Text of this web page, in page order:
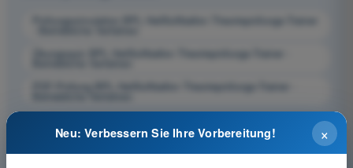
Prüfungssimulation BPL Heißluftballon Theorieprüfungs-Trainer
Übungsquiz BPL Heißluftballon Theorieprüfungs-Trainer -
PDF-Prüfung BPL Heißluftballon Theorieprüfungs-Trainer -
×
Neu: Verbessern Sie Ihre Vorbereitung!